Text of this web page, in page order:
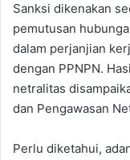
Sanksi dikenakan
pemutusan
dalam perjanjian
dengan PPNPN.
netralitas
dan Pengawasan
Perlu diketahui,